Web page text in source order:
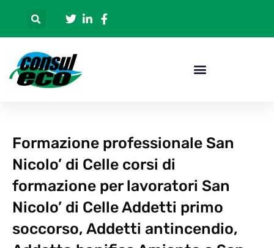
Formazione professionale San
Nicolo’ di Celle corsi di
formazione per lavoratori San
Nicolo’ di Celle Addetti primo
soccorso, Addetti antincendio,